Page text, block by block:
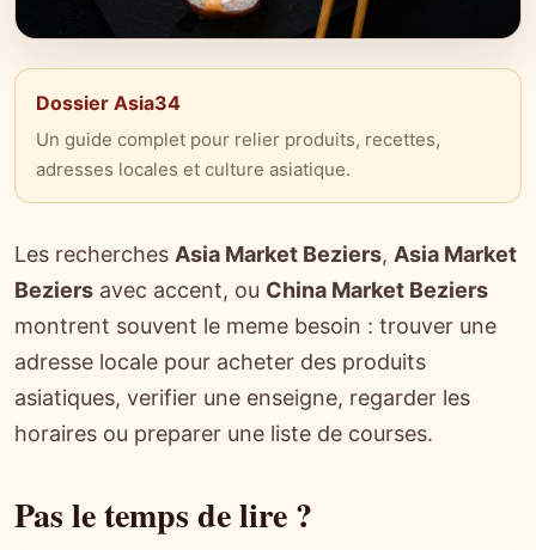
Dossier Asia34
Un guide complet pour relier produits, recettes,
adresses locales et culture asiatique.
Les recherches Asia Market Beziers, Asia Market
Beziers avec accent, ou China Market Beziers
montrent souvent le meme besoin : trouver une
adresse locale pour acheter des produits
asiatiques, verifier une enseigne, regarder les
horaires ou preparer une liste de courses.
Pas le temps de lire ?